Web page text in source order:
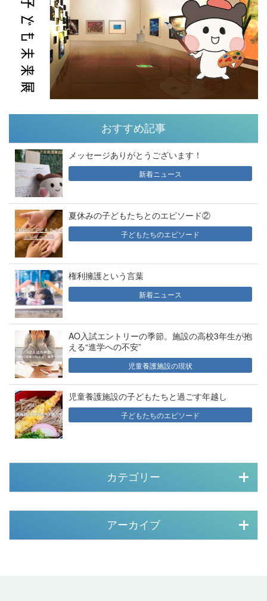
おすすめ記事
メッセージありがとうございます！
新着ニュース
夏休みの子どもたちとのエピソード②
子どもたちのエピソード
権利擁護という言葉
新着ニュース
AO入試エントリーの季節。施設の高校3年生が抱
える“進学への不安”
児童養護施設の現状
児童養護施設の子どもたちと過ごす年越し
子どもたちのエピソード
カテゴリー
アーカイブ